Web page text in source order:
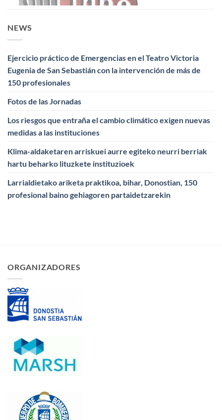
NEWS
Ejercicio práctico de Emergencias en el Teatro Victoria
Eugenia de San Sebastián con la intervención de más de
150 profesionales
Fotos de las Jornadas
Los riesgos que entraña el cambio climático exigen nuevas
medidas a las instituciones
Klima-aldaketaren arriskuei aurre egiteko neurri berriak
hartu beharko lituzkete instituzioek
Larrialdietako ariketa praktikoa, bihar, Donostian, 150
profesional baino gehiagoren partaidetzarekin
ORGANIZADORES